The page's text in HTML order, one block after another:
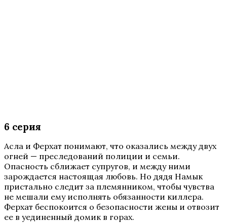
6 серия
Асла и Ферхат понимают, что оказались между двух
огней — преследований полиции и семьи.
Опасность сближает супругов, и между ними
зарождается настоящая любовь. Но дядя Намык
пристально следит за племянником, чтобы чувства
не мешали ему исполнять обязанности киллера.
Ферхат беспокоится о безопасности жены и отвозит
ее в уединенный домик в горах.